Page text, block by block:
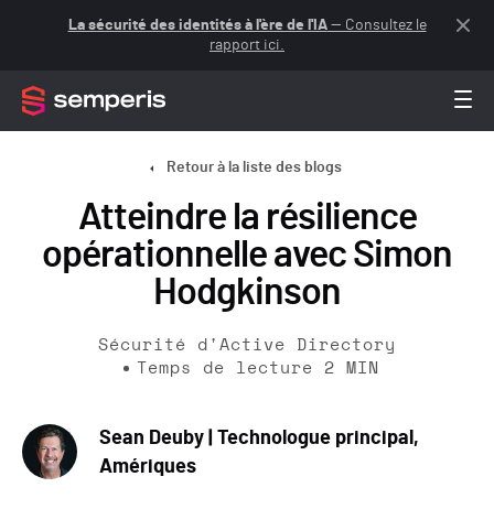
La sécurité des identités à l'ère de l'IA— Consultez le
rapport ici.
Retour à la liste des blogs
Atteindre la résilience
opérationnelle avec Simon
Hodgkinson
Sécurité d'Active Directory
Temps de lecture
2 MIN
Sean Deuby | Technologue principal,
Amériques